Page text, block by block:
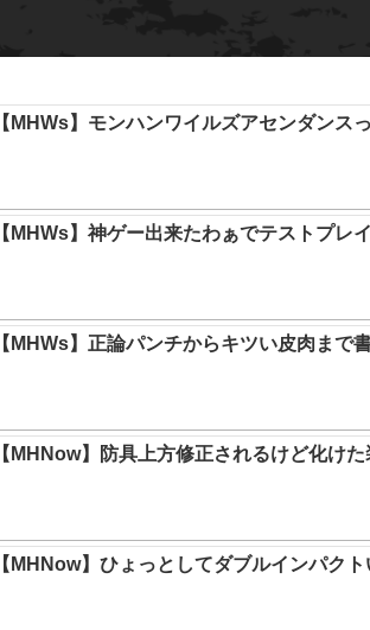
【MHWs】モンハンワイルズアセンダンス
【MHWs】神ゲー出来たわぁでテストプレ
【MHWs】正論パンチからキツい皮肉まで
【MHNow】防具上方修正されるけど化けた
【MHNow】ひょっとしてダブルインパクト